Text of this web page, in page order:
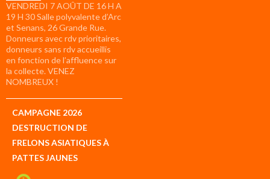
VENDREDI 7 AOÛT DE 16 H A
19 H 30 Salle polyvalente d’Arc
et Senans, 26 Grande Rue.
Donneurs avec rdv prioritaires,
donneurs sans rdv accueillis
en fonction de l’affluence sur
la collecte. VENEZ
NOMBREUX !
CAMPAGNE 2026
DESTRUCTION DE
FRELONS ASIATIQUES À
PATTES JAUNES